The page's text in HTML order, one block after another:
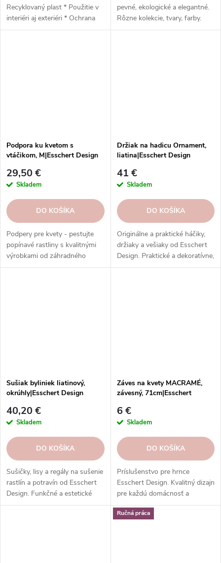
Recyklovaný plast * Použitie v
interiéri aj exteriéri * Ochrana
proti UV žiareniu * Odolný voči
pevné, ekologické a elegantné.
Rôzne kolekcie, tvary, farby.
Objednajte si ešte dnes.
Podpora ku kvetom s
vtáčikom, M|Esschert Design
29,50 €
Skladem
DO KOŠÍKA
Podpery pre kvety - pestujte
popínavé rastliny s kvalitnými
výrobkami od záhradného
špecialistu Esschert Design.
Držiak na hadicu Ornament,
liatina|Esschert Design
41 €
Skladem
DO KOŠÍKA
Originálne a praktické háčiky,
držiaky a vešiaky od Esschert
Design. Praktické a dekoratívne,
vyrobené z rôznych materiálov,
Sušiak byliniek liatinový,
okrúhly|Esschert Design
40,20 €
Skladem
DO KOŠÍKA
Sušičky, lisy a regály na sušenie
rastlín a potravín od Esschert
Design. Funkčné a estetické
výrobky z kvalitných materiálov.
Záves na kvety MACRAMÉ,
závesný, 71cm|Esschert
6 €
Skladem
DO KOŠÍKA
Príslušenstvo pre hrnce
Esschert Design. Kvalitný dizajn
pre každú domácnosť a
záhradu.
Ručná práca